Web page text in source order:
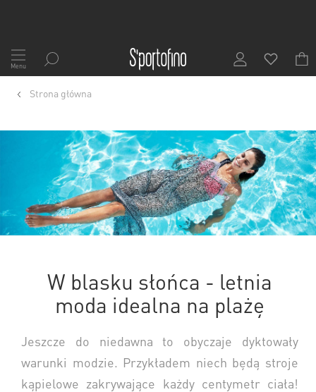
Przejdź
do
treści
Menu
Strona główna
W blasku słońca - letnia
moda idealna na plażę
Jeszcze do niedawna to obyczaje dyktowały
warunki modzie. Przykładem niech będą stroje
kąpielowe zakrywające każdy centymetr ciała!